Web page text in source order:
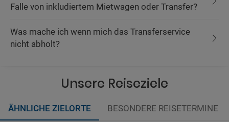
Falle von inkludiertem Mietwagen oder Transfer?
Was mache ich wenn mich das Transferservice
nicht abholt?
Unsere Reiseziele
ÄHNLICHE ZIELORTE BESONDERE REISETERMINE